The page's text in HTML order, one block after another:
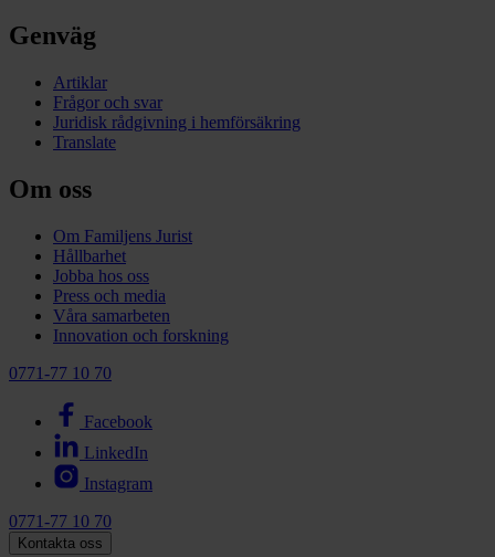
Genväg
Artiklar
Frågor och svar
Juridisk rådgivning i hemförsäkring
Translate
Om oss
Om Familjens Jurist
Hållbarhet
Jobba hos oss
Press och media
Våra samarbeten
Innovation och forskning
0771-77 10 70
Facebook
LinkedIn
Instagram
0771-77 10 70
Kontakta oss